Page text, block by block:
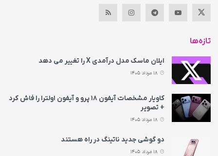
تازه‌ها
ایلان ماسک مدل درآمدی X را تغییر می‌ دهد
کاویار مشخصات آیفون ۱۸ پرو و آیفون اولترا را فاش کرد
+ تصویر
دو گوشی جدید ناتینگ در راه هستند